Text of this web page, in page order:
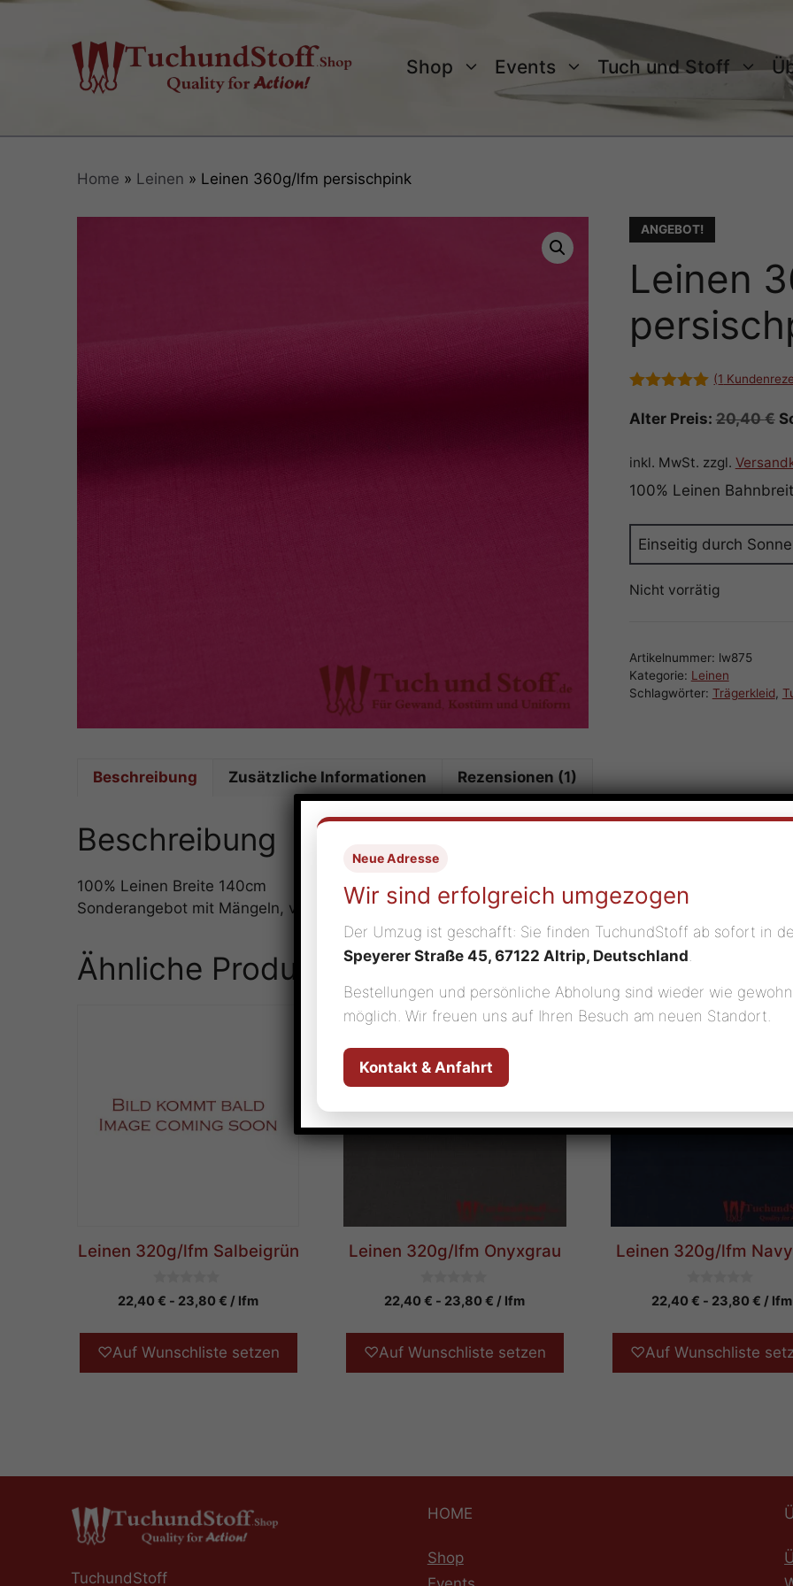
Shop Events Tuch und Stoff
Home » Leinen » Leinen 360g/lfm persischpink
ANGEBOT!
Leinen
(1
Alter Preis: 20,40€
inkl. MwSt. zzgl.
100% Leinen
Einseitig durch
Nicht vorrätig
Artikelnummer: lw875
Kategorie: Leinen
Schlagwörter: Trägerkleid
Beschreibung Zusätzliche Informationen Rezensionen (1)
Beschreibung
100% Leinen Breite 140cm
Sonderangebot mit Mängeln, von Umtausch und Rückgabe ausgschlossen
Ähnliche Produkte
Leinen 320g/lfm Salbeigrün
0
v
n
5
22,40€ - 23,80€ / lfm
♡Auf Wunschliste setzen
Leinen 320g/lfm Onyxgrau
0
v
n
5
22,40€ - 23,80€ / lfm
♡Auf Wunschliste setzen
Leinen 320g/lfm
0
v
n
5
22,40 € - 23,80 € / lfm
♡Auf Wunschliste
Neue Adresse
Wir sind erfolgreich umgezogen
Der Umzug ist geschafft: Sie finden TuchundStoff ab sofort in
Speyerer Straße 45, 67122 Altrip, Deutschland.
Bestellungen und persönliche Abholung sind wieder wie
möglich. Wir freuen uns auf Ihren Besuch am neuen Standort.
Kontakt & Anfahrt
TuchundStoff
HOME
Shop